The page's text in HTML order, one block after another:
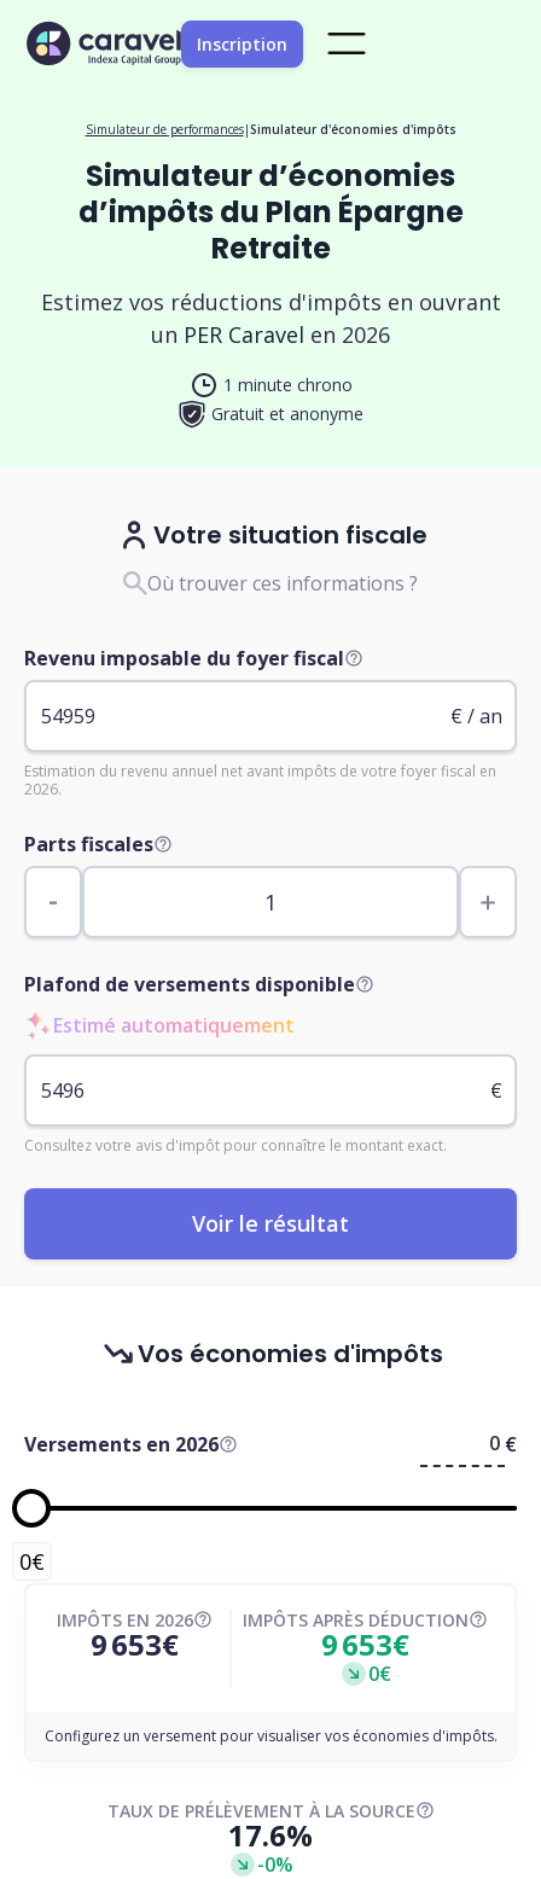
Inscription
Simulateur de performances|Simulateur d'économies d'impôts
Simulateur d’économies
d’impôts du Plan Épargne
Retraite
Estimez vos réductions d'impôts en ouvrant
un PER Caravel en 2026
1 minute chrono
Gratuit et anonyme
Votre situation fiscale
Où trouver ces informations ?
Revenu imposable du foyer fiscal
€ / an
Estimation du revenu annuel net avant impôts de votre foyer fiscal en
2026.
Parts fiscales
Plafond de versements disponible
Estimé automatiquement
€
Consultez votre avis d'impôt pour connaître le montant exact.
Voir le résultat
Vos économies d'impôts
Versements en 2026 €
0€
IMPÔTS EN 2026
9 653€
IMPÔTS APRÈS DÉDUCTION
9 653€
0€
Configurez un versement pour visualiser vos économies d'impôts.
TAUX DE PRÉLÈVEMENT À LA SOURCE
17.6%
-0%